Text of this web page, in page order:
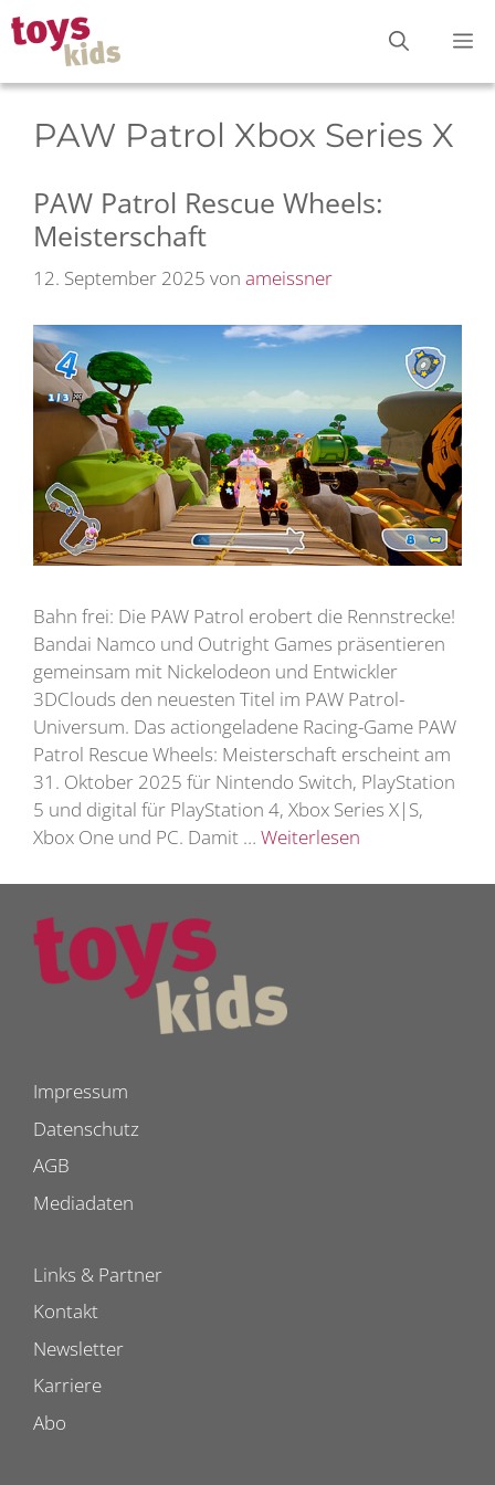
Zum
Inhalt
springen
PAW Patrol Xbox Series X
PAW Patrol Rescue Wheels:
Meisterschaft
12. September 2025 von ameissner
Bahn frei: Die PAW Patrol erobert die Rennstrecke!
Bandai Namco und Outright Games präsentieren
gemeinsam mit Nickelodeon und Entwickler
3DClouds den neuesten Titel im PAW Patrol-
Universum. Das actiongeladene Racing-Game PAW
Patrol Rescue Wheels: Meisterschaft erscheint am
31. Oktober 2025 für Nintendo Switch, PlayStation
5 und digital für PlayStation 4, Xbox Series X|S,
Xbox One und PC. Damit … Weiterlesen
Impressum
Datenschutz
AGB
Mediadaten
Links & Partner
Kontakt
Newsletter
Karriere
Abo